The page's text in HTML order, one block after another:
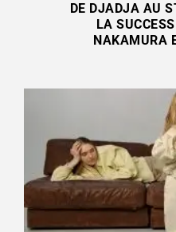
DE DJADJA AU
LA
NAKAMURA